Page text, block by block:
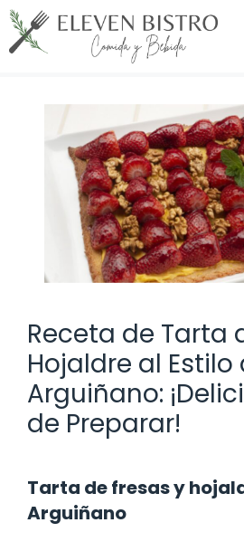
Saltar
al
contenido
Receta de Tarta
Hojaldre al Estilo
Arguiñano:
de Preparar!
Tarta de fresas y
Arguiñano